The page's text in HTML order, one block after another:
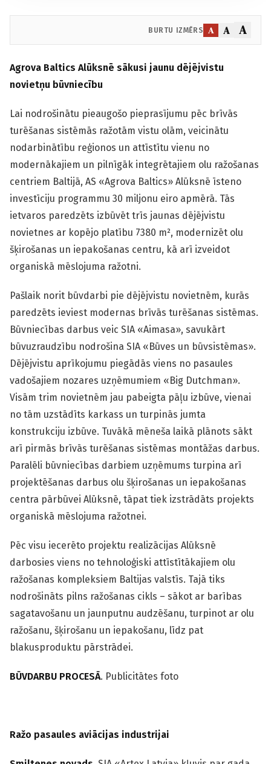
BURTU IZMĒRS A A A
Agrova Baltics Alūksnē sākusi jaunu dējējvistu
novietņu būvniecību
Lai nodrošinātu pieaugošo pieprasījumu pēc brīvās
turēšanas sistēmās ražotām vistu olām, veicinātu
nodarbinātību reģionos un attīstītu vienu no
modernākajiem un pilnīgāk integrētajiem olu ražošanas
centriem Baltijā, AS «Agrova Baltics» Alūksnē īsteno
investīciju programmu 30 miljonu eiro apmērā. Tās
ietvaros paredzēts izbūvēt trīs jaunas dējējvistu
novietnes ar kopējo platību 7380 m², modernizēt olu
šķirošanas un iepakošanas centru, kā arī izveidot
organiskā mēslojuma ražotni.
Pašlaik norit būvdarbi pie dējējvistu novietnēm, kurās
paredzēts ieviest modernas brīvās turēšanas sistēmas.
Būvniecības darbus veic SIA «Aimasa», savukārt
būvuzraudzību nodrošina SIA «Būves un būvsistēmas».
Dējējvistu aprīkojumu piegādās viens no pasaules
vadošajiem nozares uzņēmumiem «Big Dutchman».
Visām trim novietnēm jau pabeigta pāļu izbūve, vienai
no tām uzstādīts karkass un turpinās jumta
konstrukciju izbūve. Tuvākā mēneša laikā plānots sākt
arī pirmās brīvās turēšanas sistēmas montāžas darbus.
Paralēli būvniecības darbiem uzņēmums turpina arī
projektēšanas darbus olu šķirošanas un iepakošanas
centra pārbūvei Alūksnē, tāpat tiek izstrādāts projekts
organiskā mēslojuma ražotnei.
Pēc visu iecerēto projektu realizācijas Alūksnē
darbosies viens no tehnoloģiski attīstītākajiem olu
ražošanas kompleksiem Baltijas valstīs. Tajā tiks
nodrošināts pilns ražošanas cikls – sākot ar barības
sagatavošanu un jaunputnu audzēšanu, turpinot ar olu
ražošanu, šķirošanu un iepakošanu, līdz pat
blakusproduktu pārstrādei.
BŪVDARBU PROCESĀ. Publicitātes foto
Ražo pasaules aviācijas industrijai